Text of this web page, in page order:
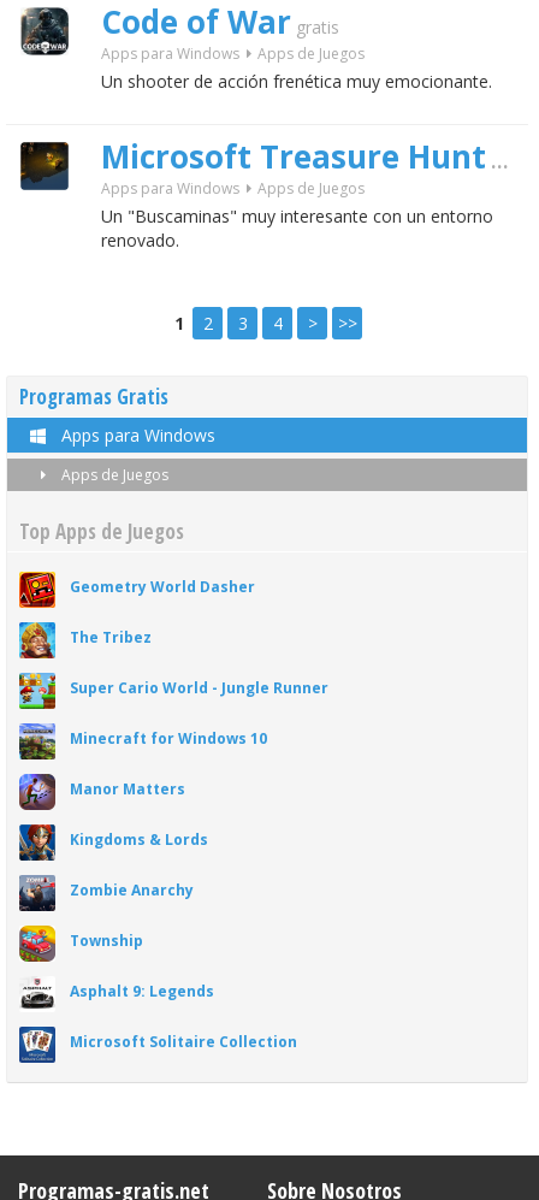
Code of War gratis
Apps para Windows Apps de Juegos
Un shooter de acción frenética muy emocionante.
Microsoft Treasure Hunt gratis
Apps para Windows Apps de Juegos
Un "Buscaminas" muy interesante con un entorno
renovado.
1 2 3 4 > >>
Programas Gratis
Apps para Windows
Apps de Juegos
Top Apps de Juegos
Geometry World Dasher
The Tribez
Super Cario World - Jungle Runner
Minecraft for Windows 10
Manor Matters
Kingdoms & Lords
Zombie Anarchy
Township
Asphalt 9: Legends
Microsoft Solitaire Collection
Programas-gratis.net Sobre Nosotros